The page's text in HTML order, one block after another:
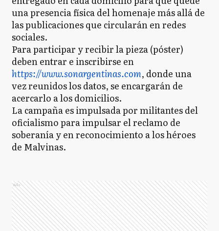
una presencia física del homenaje más allá de
las publicaciones que circularán en redes
sociales.
Para participar y recibir la pieza (póster)
deben entrar e inscribirse en
https://www.sonargentinas.com, donde una
vez reunidos los datos, se encargarán de
acercarlo a los domicilios.
La campaña es impulsada por militantes del
oficialismo para impulsar el reclamo de
soberanía y en reconocimiento a los héroes
de Malvinas.
Ads